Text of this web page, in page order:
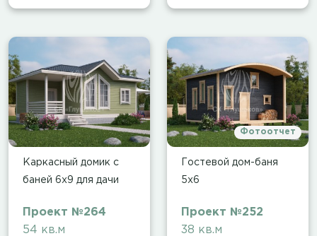
Каркасный домик с
баней 6х9 для дачи
Проект №264
54 кв.м
Фотоотчет
Гостевой дом-баня
5х6
Проект №252
38 кв.м